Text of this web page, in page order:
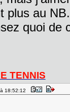
plus au NB.
quoi de
TENNIS
18:52:12